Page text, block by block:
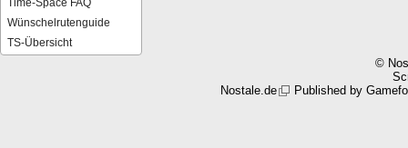
Time-Space FAQ
Wünschelrutenguide
TS-Übersicht
©
Nostale.de
Published by